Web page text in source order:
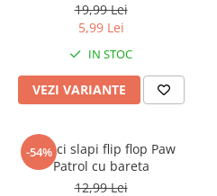
19,99 Lei
5,99 Lei
IN STOC
VEZI VARIANTE
-54%
Papuci slapi flip flop Paw
Patrol cu bareta
12,99 Lei